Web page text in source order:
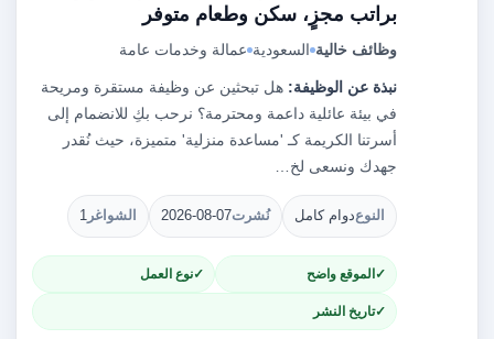
براتب مجزٍ، سكن وطعام متوفر
وظائف خالية السعودية عمالة وخدمات عامة
نبذة عن الوظيفة: هل تبحثين عن وظيفة مستقرة ومريحة
في بيئة عائلية داعمة ومحترمة؟ نرحب بكِ للانضمام إلى
أسرتنا الكريمة كـ 'مساعدة منزلية' متميزة، حيث نُقدر
جهدك ونسعى لخ…
النوعدوام كامل نُشرت2026-08-07 الشواغر 1
الموقع واضح نوع العمل
تاريخ النشر